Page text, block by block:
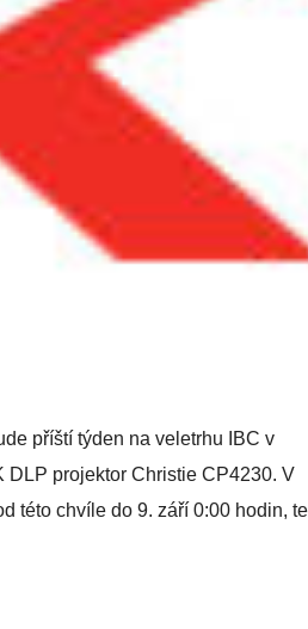
příští týden na veletrhu IBC v
DLP projektor Christie CP4230. V
této chvíle do 9. září 0:00 hodin,